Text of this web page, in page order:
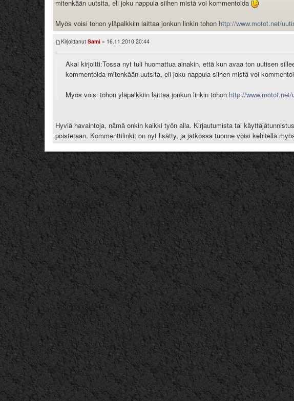
mitenkään uutsita, eli joku nappula siihen mistä voi kommentoida
Myös voisi tohon yläpalkkiin laittaa jonkun linkin tohon http://www.motot.net/
Kirjoittanut Sami » 16.11.2010 20:44
Akai kirjoitti:Tossa nyt tuli huomattua ainakin, että kun avaa ton uutisen
kommentoida mitenkään uutsita, eli joku nappula siihen mistä voi
Myös voisi tohon yläpalkkiin laittaa jonkun linkin tohon http://
Hyviä havaintoja, nämä onkin kaikki työn alla. Kirjautumista tai
poistetaan. Kommenttilinkit on nyt lisätty, ja jatkossa tuonne voisi kehitellä